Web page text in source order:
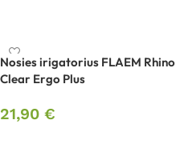
Nosies irigatorius FLAEM Rhino
Clear Ergo Plus
21,90 €